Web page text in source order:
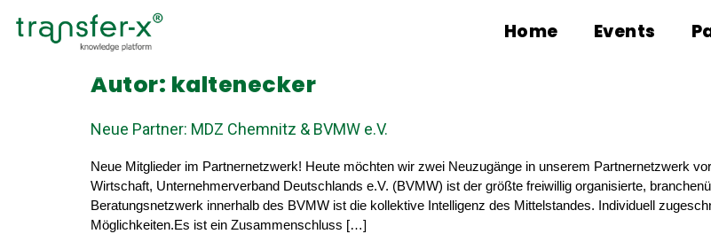
Home Events
Autor: kaltenecker
Neue Partner: MDZ Chemnitz & BVMW e.V.
Neue Mitglieder im Partnernetzwerk! Heute möchten wir zwei Neuzugänge in unserem Partnernetzwerk
Wirtschaft, Unternehmerverband Deutschlands e.V. (BVMW) ist der größte freiwillig organisierte,
Beratungsnetzwerk innerhalb des BVMW ist die kollektive Intelligenz des Mittelstandes. Individuell
Möglichkeiten.Es ist ein Zusammenschluss […]